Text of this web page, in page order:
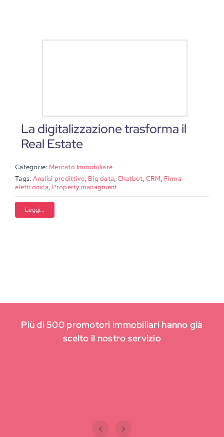
La digitalizzazione trasforma il
Real Estate
Categorie: Mercato Immobiliare
Tags: Analisi predittive, Big data, Chatbot,CRM, Firma
elettronica, Property managment
Leggi...
Più di 500 promotori immobiliari hanno già
scelto il nostro servizio